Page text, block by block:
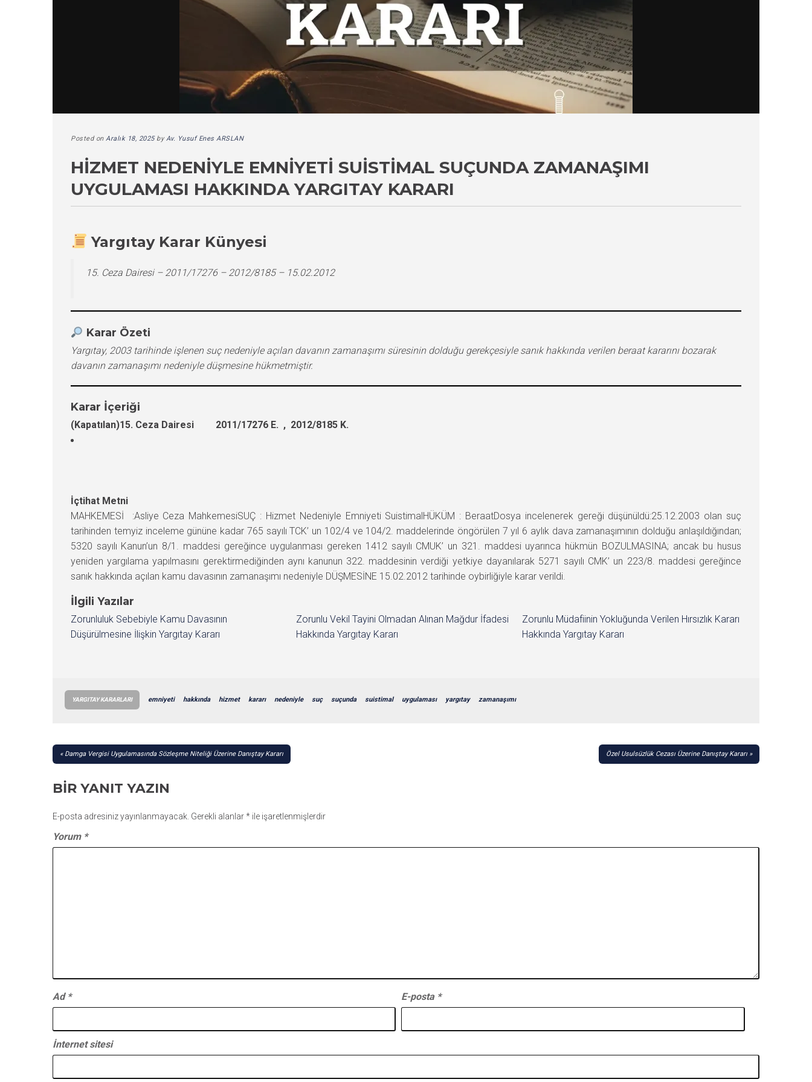
Posted on Aralık 18, 2025byAv. Yusuf Enes ARSLAN
HIZMET NEDENIYLE EMNIYETI SUISTIMAL SUÇUNDA ZAMANAŞIMI
UYGULAMASI HAKKINDA YARGITAY KARARI
Yargıtay Karar Künyesi
15. Ceza Dairesi – 2011/17276 – 2012/8185 – 15.02.2012
Karar Özeti
Yargıtay, 2003 tarihinde işlenen suç nedeniyle açılan davanın zamanaşımı süresinin dolduğu gerekçesiyle sanık hakkında verilen beraat kararını bozarak
davanın zamanaşımı nedeniyle düşmesine hükmetmiştir.
Karar İçeriği
(Kapatılan)15. Ceza Dairesi 2011/17276 E. , 2012/8185 K.
İçtihat Metni
MAHKEMESİ :Asliye Ceza MahkemesiSUÇ : Hizmet Nedeniyle Emniyeti SuistimalHÜKÜM : BeraatDosya incelenerek gereği düşünüldü:25.12.2003 olan suç
tarihinden temyiz inceleme gününe kadar 765 sayılı TCK’ un 102/4 ve 104/2. maddelerinde öngörülen 7 yıl 6 aylık dava zamanaşımının dolduğu anlaşıldığından;
5320 sayılı Kanun’un 8/1. maddesi gereğince uygulanması gereken 1412 sayılı CMUK’ un 321. maddesi uyarınca hükmün BOZULMASINA; ancak bu husus
yeniden yargılama yapılmasını gerektirmediğinden aynı kanunun 322. maddesinin verdiği yetkiye dayanılarak 5271 sayılı CMK’ un 223/8. maddesi gereğince
sanık hakkında açılan kamu davasının zamanaşımı nedeniyle DÜŞMESİNE 15.02.2012 tarihinde oybirliğiyle karar verildi.
İlgili Yazılar
Zorunluluk Sebebiyle Kamu Davasının
Düşürülmesine İlişkin Yargıtay Kararı
Zorunlu Vekil Tayini Olmadan Alınan Mağdur İfadesi
Hakkında Yargıtay Kararı
Zorunlu Müdafiinin Yokluğunda Verilen Hırsızlık Kararı
Hakkında Yargıtay Kararı
YARGITAY KARARLARI emniyeti hakkında hizmet kararı nedeniyle suç suçunda suistimal uygulaması yargıtay zamanaşımı
YAZI
Damga Vergisi Uygulamasında Sözleşme Niteliği Üzerine Danıştay Kararı Özel Usulsüzlük Cezası Üzerine Danıştay Kararı
BIR YANIT YAZIN
E-posta adresiniz yayınlanmayacak. Gerekli alanlar* ile işaretlenmişlerdir
Yorum *
Ad * E-posta *
İnternet sitesi